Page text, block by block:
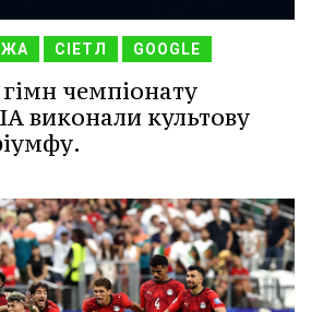
СІЕТЛ GOOGLE
чемпіонату
виконали культову